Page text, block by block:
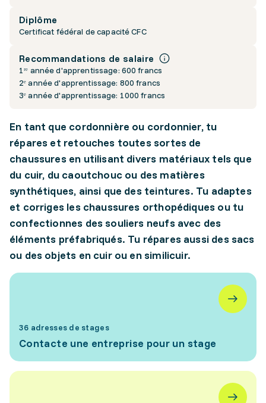
Diplôme
Certificat fédéral de capacité CFC
Recommandations de salaire
1ʳᵉ année d'apprentissage: 600 francs
2ᵉ année d'apprentissage: 800 francs
3ᵉ année d'apprentissage: 1000 francs
En tant que cordonnière ou cordonnier, tu
répares et retouches toutes sortes de
chaussures en utilisant divers matériaux tels que
du cuir, du caoutchouc ou des matières
synthétiques, ainsi que des teintures. Tu adaptes
et corriges les chaussures orthopédiques ou tu
confectionnes des souliers neufs avec des
éléments préfabriqués. Tu répares aussi des sacs
ou des objets en cuir ou en similicuir.
36 adresses de stages
Contacte une entreprise pour un stage